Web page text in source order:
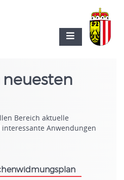
neuesten
Bereich aktuelle
Anwendungen